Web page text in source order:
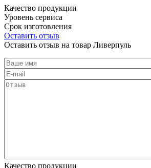
Качество продукции
Уровень сервиса
Срок изготовления
Оставить отзыв
Оставить отзыв на товар Ливерпуль
Качество продукции